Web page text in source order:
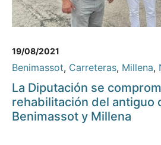
19/08/2021
Benimassot, Carreteras, Millena,
La Diputación se
rehabilitación del antiguo
Benimassot y Millena